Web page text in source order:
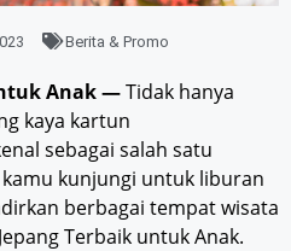
Berita & Promo
Anak—Tidak hanya
kaya kartun
sebagai salah satu
kunjungi untuk liburan
berbagai tempat wisata
Terbaik untuk Anak.